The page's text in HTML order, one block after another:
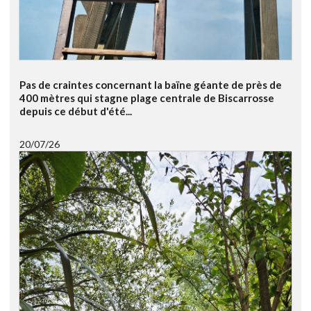
Pas de craintes concernant la baïne géante de près de
400 mètres qui stagne plage centrale de Biscarrosse
depuis ce début d'été...
20/07/26